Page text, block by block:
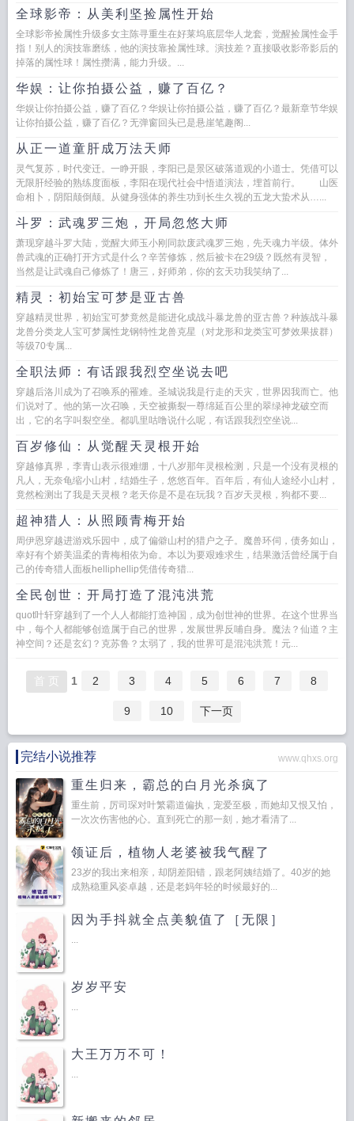
全球影帝：从美利坚捡属性开始
全球影帝捡属性升级多女主陈寻重生在好莱坞底层华人龙套，觉醒捡属性金手
指！别人的演技靠磨练，他的演技靠捡属性球。演技差？直接吸收影帝影后的
掉落的属性球！属性攒满，能力升级。...
华娱：让你拍摄公益，赚了百亿？
华娱让你拍摄公益，赚了百亿？华娱让你拍摄公益，赚了百亿？最新章节华娱
让你拍摄公益，赚了百亿？无弹窗回头已是悬崖笔趣阁...
从正一道童肝成万法天师
灵气复苏，时代变迁。一睁开眼，李阳已是景区破落道观的小道士。凭借可以
无限肝经验的熟练度面板，李阳在现代社会中悟道演法，埋首前行。 山医
命相卜，阴阳颠倒颠。从健身强体的养生功到长生久视的五龙大蛰术从…...
斗罗：武魂罗三炮，开局忽悠大师
萧现穿越斗罗大陆，觉醒大师玉小刚同款废武魂罗三炮，先天魂力半级。体外
兽武魂的正确打开方式是什么？辛苦修炼，然后被卡在29级？既然有灵智，
当然是让武魂自己修炼了！唐三，好师弟，你的玄天功我笑纳了...
精灵：初始宝可梦是亚古兽
穿越精灵世界，初始宝可梦竟然是能进化成战斗暴龙兽的亚古兽？种族战斗暴
龙兽分类龙人宝可梦属性龙钢特性龙兽克星（对龙形和龙类宝可梦效果拔群）
等级70专属...
全职法师：有话跟我烈空坐说去吧
穿越后洛川成为了召唤系的罹难。圣城说我是行走的天灾，世界因我而亡。他
们说对了。他的第一次召唤，天空被撕裂一尊绵延百公里的翠绿神龙破空而
出，它的名字叫裂空坐。都叽里咕噜说什么呢，有话跟我烈空坐说...
百岁修仙：从觉醒天灵根开始
穿越修真界，李青山表示很难绷，十八岁那年灵根检测，只是一个没有灵根的
凡人，无奈龟缩小山村，结婚生子，悠悠百年。百年后，有仙人途经小山村，
竟然检测出了我是天灵根？老天你是不是在玩我？百岁天灵根，狗都不要...
超神猎人：从照顾青梅开始
周伊恩穿越进游戏乐园中，成了偏僻山村的猎户之子。魔兽环伺，债务如山，
幸好有个娇美温柔的青梅相依为命。本以为要艰难求生，结果激活曾经属于自
己的传奇猎人面板helliphellip凭借传奇猎...
全民创世：开局打造了混沌洪荒
quot叶轩穿越到了一个人人都能打造神国，成为创世神的世界。在这个世界当
中，每个人都能够创造属于自己的世界，发展世界反哺自身。魔法？仙道？主
神空间？还是玄幻？克苏鲁？太弱了，我的世界可是混沌洪荒！元...
首 页 1 2 3 4 5 6 7 8
9 10 下一页
完结小说推荐 www.qhxs.org
重生归来，霸总的白月光杀疯了
重生前，厉司琛对叶繁霸道偏执，宠爱至极，而她却又恨又怕，
一次次伤害他的心。直到死亡的那一刻，她才看清了...
领证后，植物人老婆被我气醒了
23岁的我出来相亲，却阴差阳错，跟老阿姨结婚了。40岁的她
成熟稳重风姿卓越，还是老妈年轻的时候最好的...
因为手抖就全点美貌值了［无限］
...
岁岁平安
...
大王万万不可！
...